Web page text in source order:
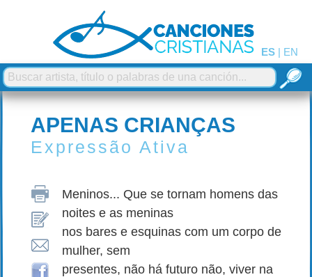
ES | EN
APENAS CRIANÇAS
Expressão Ativa
Meninos... Que se tornam homens das
noites e as meninas
nos bares e esquinas com um corpo de
mulher, sem
presentes, não há futuro não, viver na